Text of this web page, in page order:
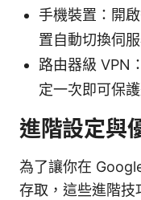
手機裝置：開
置自動切換伺
路由器級 VPN
定一次即可保
進階設定與
為了讓你在
存取，這些進階技